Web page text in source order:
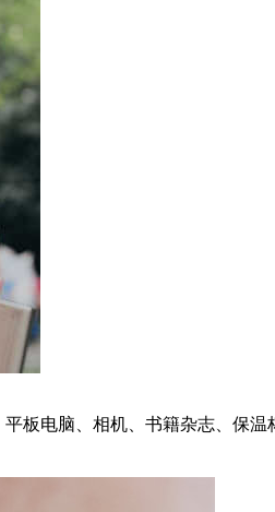
板电脑、相机、书籍杂志、保